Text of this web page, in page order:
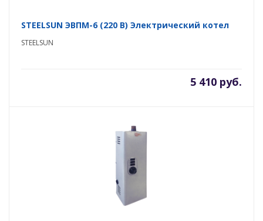
STEELSUN ЭВПМ-6 (220 В) Электрический котел
STEELSUN
5 410 руб.